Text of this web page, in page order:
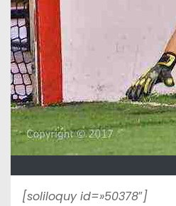
[soliloquy id=»50378″]